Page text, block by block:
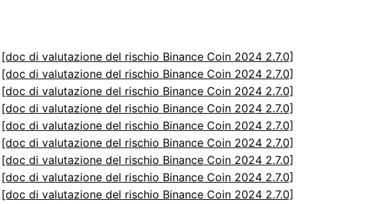
[doc di valutazione del rischio Binance Coin 2024 2.7.0]
[doc di valutazione del rischio Binance Coin 2024 2.7.0]
[doc di valutazione del rischio Binance Coin 2024 2.7.0]
[doc di valutazione del rischio Binance Coin 2024 2.7.0]
[doc di valutazione del rischio Binance Coin 2024 2.7.0]
[doc di valutazione del rischio Binance Coin 2024 2.7.0]
[doc di valutazione del rischio Binance Coin 2024 2.7.0]
[doc di valutazione del rischio Binance Coin 2024 2.7.0]
[doc di valutazione del rischio Binance Coin 2024 2.7.0]